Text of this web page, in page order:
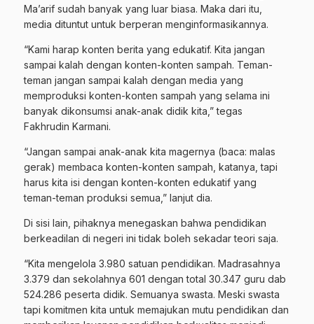
Ma’arif sudah banyak yang luar biasa. Maka dari itu,
media dituntut untuk berperan menginformasikannya.
“Kami harap konten berita yang edukatif. Kita jangan
sampai kalah dengan konten-konten sampah. Teman-
teman jangan sampai kalah dengan media yang
memproduksi konten-konten sampah yang selama ini
banyak dikonsumsi anak-anak didik kita,” tegas
Fakhrudin Karmani.
“Jangan sampai anak-anak kita magernya (baca: malas
gerak) membaca konten-konten sampah, katanya, tapi
harus kita isi dengan konten-konten edukatif yang
teman-teman produksi semua,” lanjut dia.
Di sisi lain, pihaknya menegaskan bahwa pendidikan
berkeadilan di negeri ini tidak boleh sekadar teori saja.
“Kita mengelola 3.980 satuan pendidikan. Madrasahnya
3.379 dan sekolahnya 601 dengan total 30.347 guru dab
524.286 peserta didik. Semuanya swasta. Meski swasta
tapi komitmen kita untuk memajukan mutu pendidikan dan